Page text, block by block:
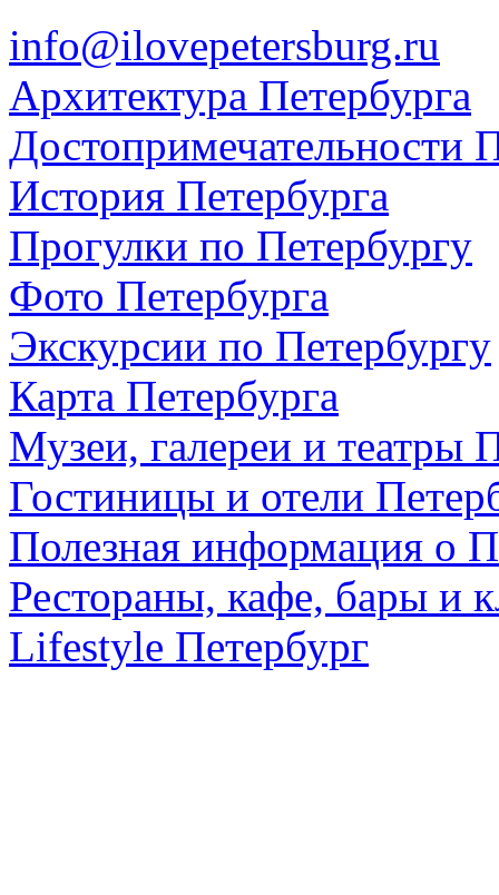
info@ilovepetersburg.ru
Архитектура Петербурга
Достопримечательности
История Петербурга
Прогулки по Петербургу
Фото Петербурга
Экскурсии по Петербургу
Карта Петербурга
Музеи, галереи и театры
Гостиницы и отели
Полезная информация о
Рестораны, кафе, бары и
Lifestyle Петербург